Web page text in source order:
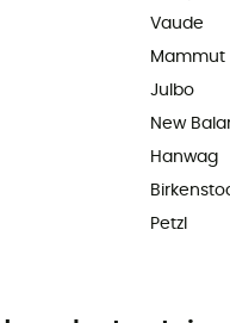
Vaude
Mammut
Julbo
New
Hanwag
Petzl